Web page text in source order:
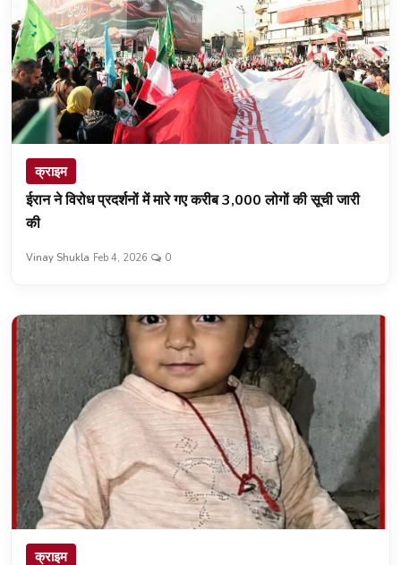
क्राइम
ईरान ने विरोध प्रदर्शनों में मारे गए करीब 3,000 लोगों की सूची जारी
की
Vinay Shukla Feb 4, 2026 0
क्राइम